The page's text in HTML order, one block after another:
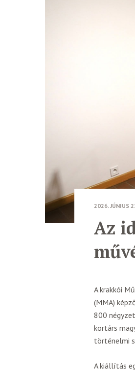
2026. JÚNIUS
Az
A krakkói
(MMA)
800
kortárs
történelmi
A kiállítás